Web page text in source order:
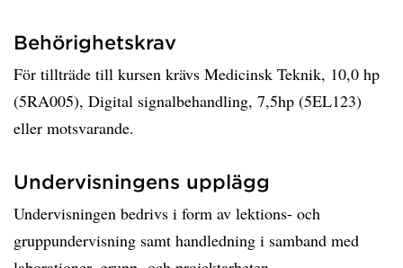
Behörighetskrav
För tillträde till kursen krävs Medicinsk Teknik, 10,0 hp
(5RA005), Digital signalbehandling, 7,5hp (5EL123)
eller motsvarande.
Undervisningens upplägg
Undervisningen bedrivs i form av lektions- och
gruppundervisning samt handledning i samband med